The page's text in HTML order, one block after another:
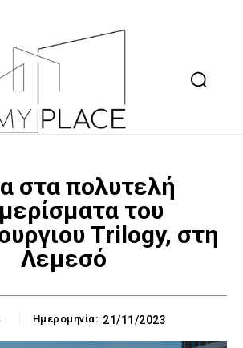
στα πολυτελή
του
Trilogy, στη
Λεμεσό
Ημερομηνία: 21/11/2023